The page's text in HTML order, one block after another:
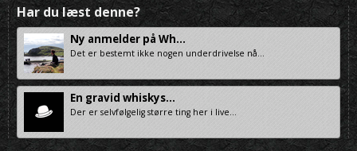
Har du læst denne?
Ny anmelder på Wh...
Det er bestemt ikke nogen underdrivelse nå...
En gravid whiskys...
Der er selvfølgelig større ting her i live...